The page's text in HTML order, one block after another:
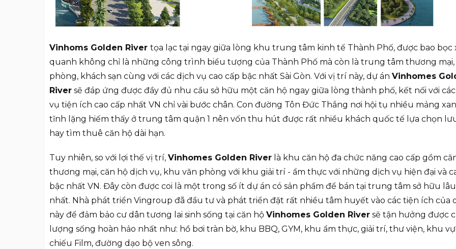
Vinhoms Golden River tọa lạc tại ngay giữa lòng khu trung tâm kinh tế Thành Phố, được bao bọc
quanh không chỉ là những công trình biểu tượng của Thành Phố mà còn là trung tâm thương mại,
phòng, khách sạn cùng với các dịch vụ cao cấp bậc nhất Sài Gòn. Với vị trí này, dự án Vinhomes
River sẽ đáp ứng được đầy đủ nhu cầu sở hữu một căn hộ ngay giữa lòng thành phố, kết nối với
vụ tiện ích cao cấp nhất VN chỉ vài bước chân. Con đường Tôn Đức Thắng nơi hội tụ nhiều mảng
tĩnh lặng hiếm thấy ở trung tâm quận 1 nên vốn thu hút được rất nhiều khách quốc tế lựa chọn
hay tìm thuê căn hộ dài hạn.
Tuy nhiên, so với lợi thế vị trí, Vinhomes Golden River là khu căn hộ đa chức năng cao cấp gồm
thương mại, căn hộ dịch vụ, khu văn phòng với khu giải trí - ẩm thực với những dịch vụ hiện đại và
bậc nhất VN. Đây còn được coi là một trong số ít dự án có sản phẩm để bán tại trung tâm sở hữu
nhất. Nhà phát triển Vingroup đã đầu tư và phát triển đặt rất nhiều tâm huyết vào các tiện ích của
này để đảm bảo cư dân tương lai sinh sống tại căn hộ Vinhomes Golden River sẽ tận hưởng được
lượng sống hoàn hảo nhất như: hồ bơi tràn bờ, khu BBQ, GYM, khu ẩm thực, giải trí, thư viện, khu
chiếu Film, đường dạo bộ ven sông.